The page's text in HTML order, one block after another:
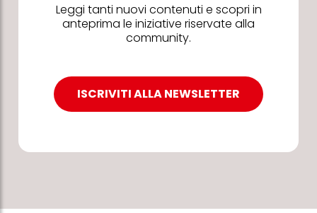
Leggi tanti nuovi contenuti e scopri in
anteprima le iniziative riservate alla
community.
ISCRIVITI ALLA NEWSLETTER